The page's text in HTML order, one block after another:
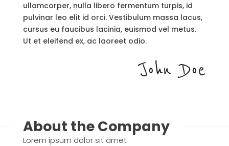
ullamcorper, nulla libero fermentum turpis, id
pulvinar leo elit id orci. Vestibulum massa lacus,
cursus eu faucibus lacinia, euismod vel metus.
Ut et eleifend ex, ac laoreet odio.
John Doe
About the Company
Lorem ipsum dolor sit amet